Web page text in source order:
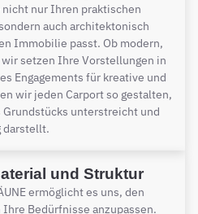
nicht nur Ihren praktischen
auch architektonisch
Immobilie passt. Ob modern,
setzen Ihre Vorstellungen in
Engagements für kreative und
wir jeden Carport so gestalten,
Grundstücks unterstreicht und
darstellt.
und Struktur
ermöglicht es uns, den
Ihre Bedürfnisse anzupassen.